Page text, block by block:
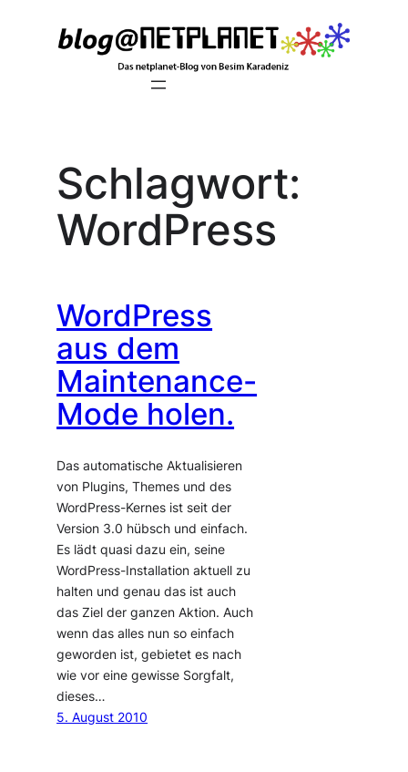
Schlagwort:
WordPress
WordPress
aus dem
Maintenance-
Mode holen.
Das automatische Aktualisieren
von Plugins, Themes und des
WordPress-Kernes ist seit der
Version 3.0 hübsch und einfach.
Es lädt quasi dazu ein, seine
WordPress-Installation aktuell zu
halten und genau das ist auch
das Ziel der ganzen Aktion. Auch
wenn das alles nun so einfach
geworden ist, gebietet es nach
wie vor eine gewisse Sorgfalt,
dieses…
5. August 2010